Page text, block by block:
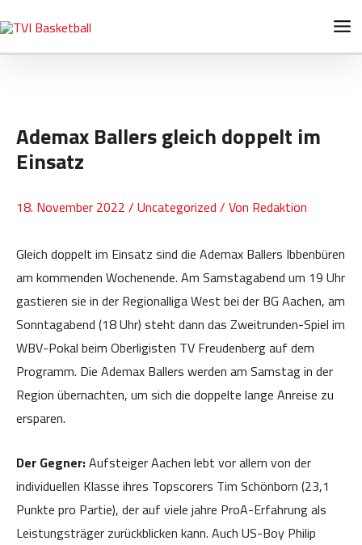
Inhalt
springen
Ademax Ballers gleich doppelt im
Einsatz
18. November 2022 / Uncategorized / Von Redaktion
Gleich doppelt im Einsatz sind die Ademax Ballers Ibbenbüren
am kommenden Wochenende. Am Samstagabend um 19 Uhr
gastieren sie in der Regionalliga West bei der BG Aachen, am
Sonntagabend (18 Uhr) steht dann das Zweitrunden-Spiel im
WBV-Pokal beim Oberligisten TV Freudenberg auf dem
Programm. Die Ademax Ballers werden am Samstag in der
Region übernachten, um sich die doppelte lange Anreise zu
ersparen.
Der Gegner:Aufsteiger Aachen lebt vor allem von der
individuellen Klasse ihres Topscorers Tim Schönborn (23,1
Punkte pro Partie), der auf viele jahre ProA-Erfahrung als
Leistungsträger zurückblicken kann. Auch US-Boy Philip
navigation